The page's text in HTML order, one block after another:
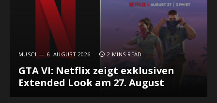
MUSC1 6. AUGUST 2026 2 MINS READ
GTA VI: Netflix zeigt exklusiven
Extended Look am 27. August